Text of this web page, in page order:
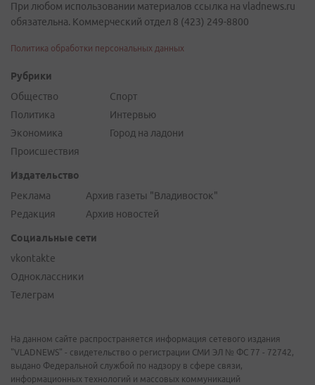
При любом использовании материалов ссылка на vladnews.ru
обязательна. Коммерческий отдел 8 (423) 249-8800
Политика обработки персональных данных
Рубрики
Общество
Политика
Экономика
Происшествия
Спорт
Интервью
Город на ладони
Издательство
Реклама
Редакция
Архив газеты "Владивосток"
Архив новостей
Социальные сети
vkontakte
Одноклассники
Телеграм
На данном сайте распространяется информация сетевого издания
"VLADNEWS" - свидетельство о регистрации СМИ ЭЛ № ФС 77 - 72742,
выдано Федеральной службой по надзору в сфере связи,
информационных технологий и массовых коммуникаций